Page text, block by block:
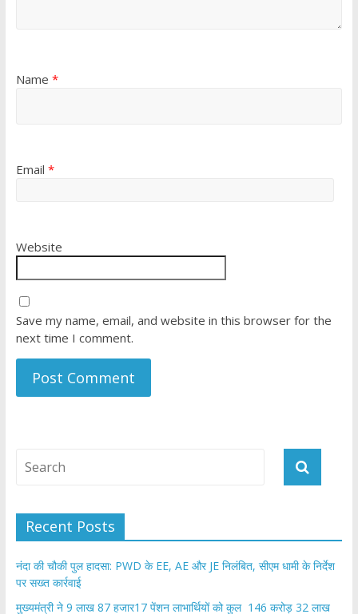
Name *
Email *
Website
Save my name, email, and website in this browser for the
next time I comment.
Recent Posts
नंदा की चौकी पुल हादसा: PWD के EE, AE और JE निलंबित, सीएम धामी के निर्देश
पर सख्त कार्रवाई
मुख्यमंत्री ने 9 लाख 87 हजार17 पेंशन लाभार्थियों को कुल 146 करोड़ 32 लाख